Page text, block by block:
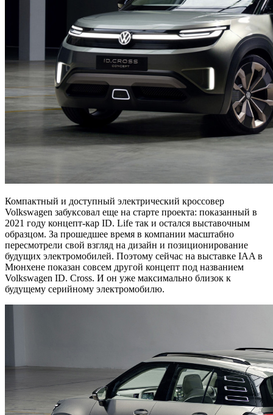
Компактный и доступный электрический кроссовер
Volkswagen забуксовал еще на старте проекта: показанный в
2021 году концепт-кар ID. Life так и остался выставочным
образцом. За прошедшее время в компании масштабно
пересмотрели свой взгляд на дизайн и позиционирование
будущих электромобилей. Поэтому сейчас на выставке IAA в
Мюнхене показан совсем другой концепт под названием
Volkswagen ID. Cross. И он уже максимально близок к
будущему серийному электромобилю.